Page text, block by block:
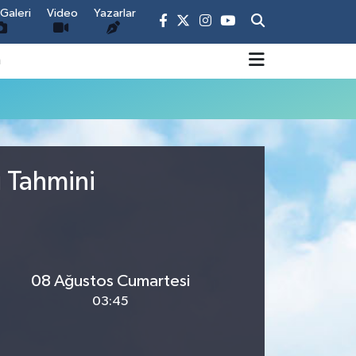
Video Yazarlar
Tahmini
08 Ağustos Cumartesi
03:45